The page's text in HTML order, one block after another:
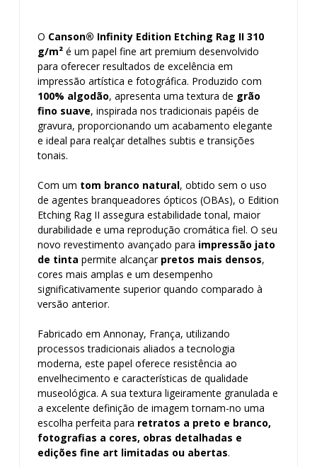
O Canson® Infinity Edition Etching Rag II 310
g/m² é um papel fine art premium desenvolvido
para oferecer resultados de excelência em
impressão artística e fotográfica. Produzido com
100% algodão, apresenta uma textura de grão
fino suave, inspirada nos tradicionais papéis de
gravura, proporcionando um acabamento elegante
e ideal para realçar detalhes subtis e transições
tonais.
Com um tom branco natural, obtido sem o uso
de agentes branqueadores ópticos (OBAs), o Edition
Etching Rag II assegura estabilidade tonal, maior
durabilidade e uma reprodução cromática fiel. O seu
novo revestimento avançado para impressão jato
de tinta permite alcançar pretos mais densos,
cores mais amplas e um desempenho
significativamente superior quando comparado à
versão anterior.
Fabricado em Annonay, França, utilizando
processos tradicionais aliados a tecnologia
moderna, este papel oferece resistência ao
envelhecimento e características de qualidade
museológica. A sua textura ligeiramente granulada e
a excelente definição de imagem tornam-no uma
escolha perfeita para retratos a preto e branco,
fotografias a cores, obras detalhadas e
edições fine art limitadas ou abertas.